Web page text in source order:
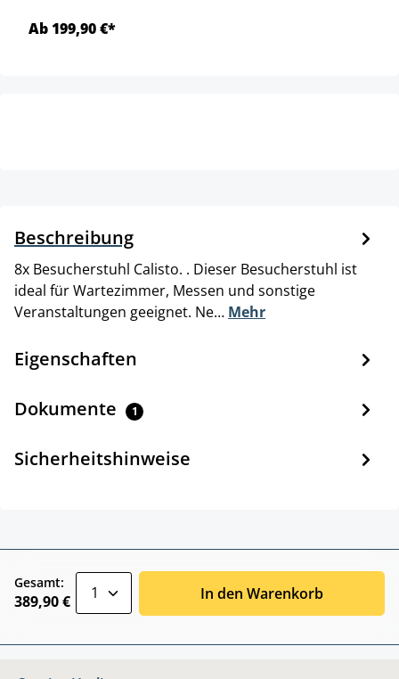
Ab 199,90 €*
Beschreibung
8x Besucherstuhl Calisto. . Dieser Besucherstuhl ist
ideal für Wartezimmer, Messen und sonstige
Veranstaltungen geeignet. Ne… Mehr
Eigenschaften
Dokumente 1
Sicherheitshinweise
Gesamt:
389,90 € In den Warenkorb